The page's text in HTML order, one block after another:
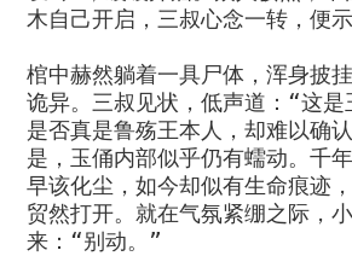
木自己开启，三叔心念一转，便示
棺中赫然躺着一具尸体，浑身披
诡异。三叔见状，低声道：“这是
是否真是鲁殇王本人，却难以确
是，玉俑内部似乎仍有蠕动。千
早该化尘，如今却似有生命痕迹
贸然打开。就在气氛紧绷之际，
来：“别动。”